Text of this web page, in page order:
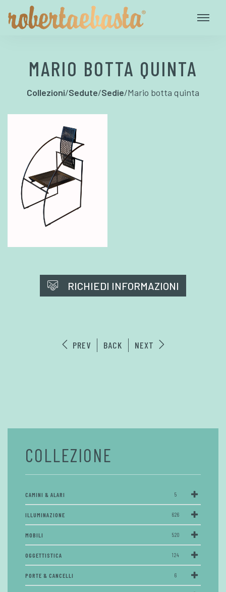
MARIO BOTTA QUINTA
Collezioni/Sedute/Sedie/Mario botta quinta
RICHIEDI INFORMAZIONI
PREV BACK NEXT
COLLEZIONE
CAMINI & ALARI 5
ILLUMINAZIONE 626
MOBILI 520
OGGETTISTICA 124
PORTE & CANCELLI 6